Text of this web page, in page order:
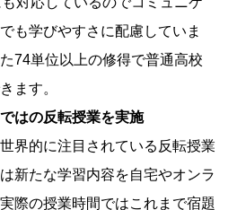
も学びやすさに配慮していま
74単位以上の修得で普通高校
ます。
はの反転授業を実施
界的に注目されている反転授業
新たな学習内容を自宅やオンラ
際の授業時間ではこれまで宿題